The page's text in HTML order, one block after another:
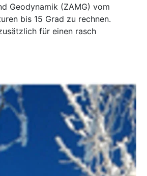
Geodynamik (ZAMG) vom
bis 15 Grad zu rechnen.
für einen rasch